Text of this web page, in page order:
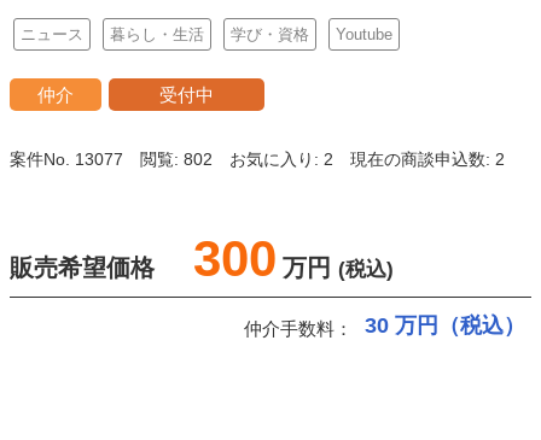
ニュース 暮らし・生活 学び・資格 Youtube
仲介 受付中
案件No. 13077 閲覧: 802 お気に入り: 2 現在の商談申込数: 2
販売希望価格 300 万円 (税込)
仲介手数料： 30 万円（税込）